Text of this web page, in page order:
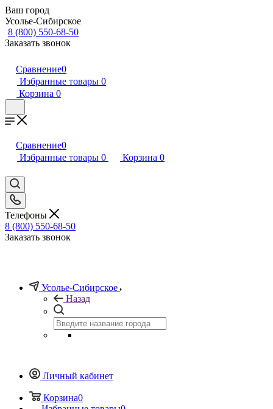
Ваш город
Усолье-Сибирское
8 (800) 550-68-50
Заказать звонок
Сравнение0
Избранные товары 0
Корзина 0
Сравнение0
Избранные товары 0 Корзина 0
Телефоны
8 (800) 550-68-50
Заказать звонок
Усолье-Сибирское
Назад
Личный кабинет
Корзина0